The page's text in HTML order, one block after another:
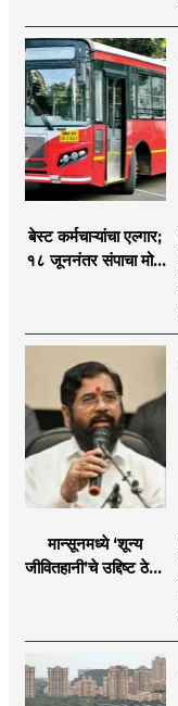
बेस्ट कर्मचाऱ्यांचा एल्गार;
१८ जूननंतर संपाचा मोठा
मान्सूनमध्ये ‘शून्य
जीवितहानी’चे उद्दिष्ट ठेवून
शिंदे